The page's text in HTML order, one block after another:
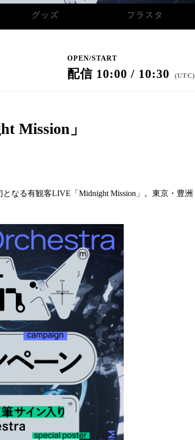
グッズ フラスタ
OPEN/START
配信 10:00 / 10:30 (UTC)
Mission」
なる有観客LIVE「Midnight Mission」。東京・豊洲